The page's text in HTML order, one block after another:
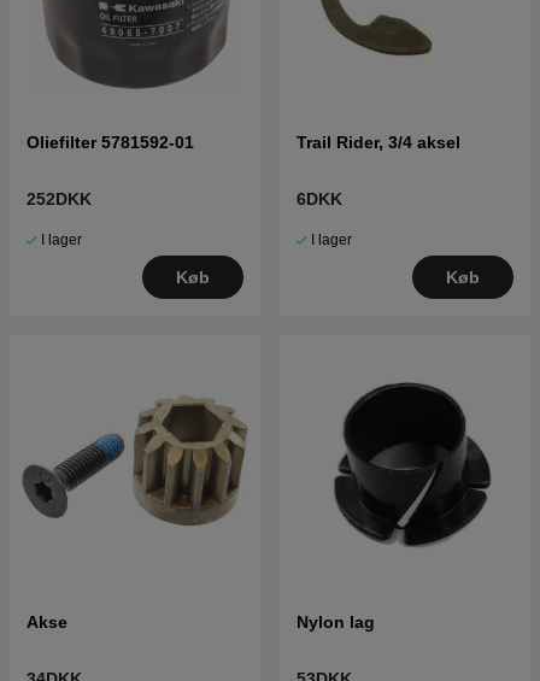
Oliefilter 5781592-01
252DKK
I lager
Køb
Trail Rider, 3/4 aksel
6DKK
I lager
Køb
Akse Nylon lag